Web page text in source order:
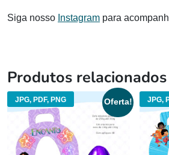
Siga nosso Instagram para
Produtos relacionados
JPG, PDF, PNG Oferta! JPG,